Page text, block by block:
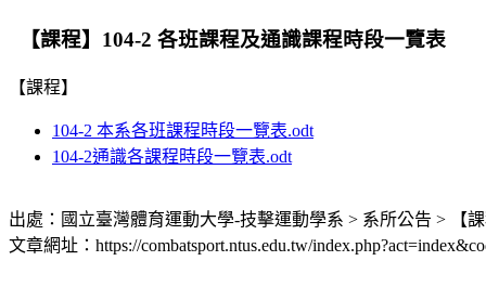
【課程】104-2 各班課程及通識課程時段一覽表
【課程】
104-2 本系各班課程時段一覽表.odt
104-2通識各課程時段一覽表.odt
出處：國立臺灣體育運動大學-技擊運動學系 > 系所公告 > 【
文章網址：https://combatsport.ntus.edu.tw/